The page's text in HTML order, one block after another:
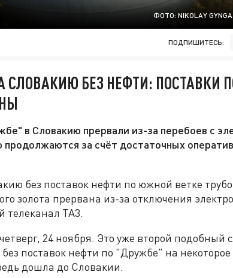
ФОТО: NIKOLAY
ПОДПИШИТЕСЬ:
СЛОВАКИЮ БЕЗ НЕФТИ: ПОСТАВКИ
в Словакию прервали из-за перебоев с
за счёт достаточных
без поставок нефти по южной ветке
золота прервана из-за отключения
телеканал ТА3.
24 ноября. Это уже второй подобный
поставок нефти по "Дружбе" на некоторое
дошла до Словакии.